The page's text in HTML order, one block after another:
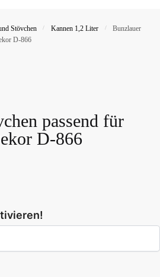
Stövchen / Kannen 1,2 Liter /
Bunzlauer
D-866
passend für
D-866